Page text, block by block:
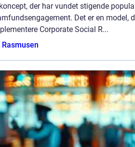
der har vundet stigende
Det er en model,
Corporate Social R...